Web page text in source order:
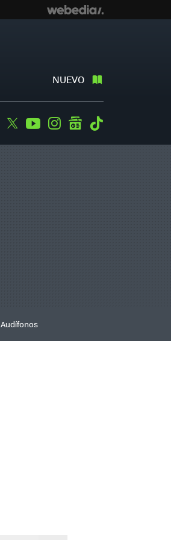
NUEVO
Facebook
TwitterYoutubeInstagramgooglenews
Audífonos